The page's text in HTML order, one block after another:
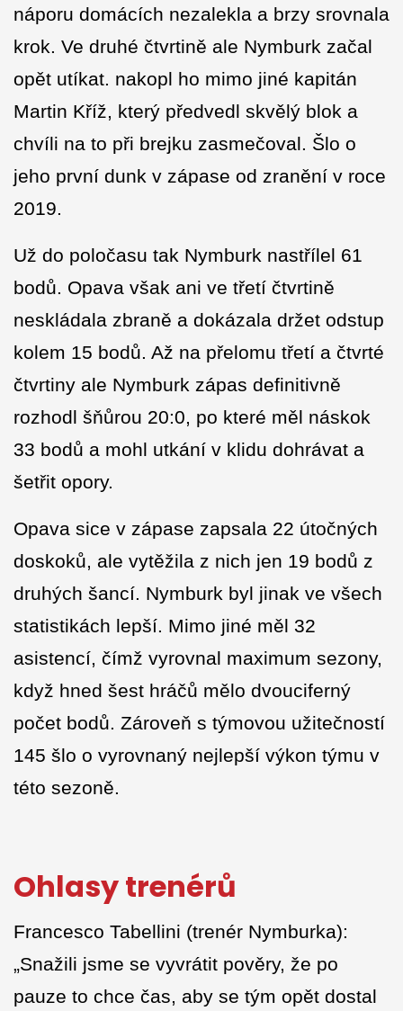
náporu domácích nezalekla a brzy srovnala
krok. Ve druhé čtvrtině ale Nymburk začal
opět utíkat. nakopl ho mimo jiné kapitán
Martin Kříž, který předvedl skvělý blok a
chvíli na to při brejku zasmečoval. Šlo o
jeho první dunk v zápase od zranění v roce
2019.
Už do poločasu tak Nymburk nastřílel 61
bodů. Opava však ani ve třetí čtvrtině
neskládala zbraně a dokázala držet odstup
kolem 15 bodů. Až na přelomu třetí a čtvrté
čtvrtiny ale Nymburk zápas definitivně
rozhodl šňůrou 20:0, po které měl náskok
33 bodů a mohl utkání v klidu dohrávat a
šetřit opory.
Opava sice v zápase zapsala 22 útočných
doskoků, ale vytěžila z nich jen 19 bodů z
druhých šancí. Nymburk byl jinak ve všech
statistikách lepší. Mimo jiné měl 32
asistencí, čímž vyrovnal maximum sezony,
když hned šest hráčů mělo dvouciferný
počet bodů. Zároveň s týmovou užitečností
145 šlo o vyrovnaný nejlepší výkon týmu v
této sezoně.
Ohlasy trenérů
Francesco Tabellini (trenér Nymburka):
„Snažili jsme se vyvrátit pověry, že po
pauze to chce čas, aby se tým opět dostal